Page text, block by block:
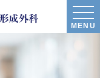
MENU